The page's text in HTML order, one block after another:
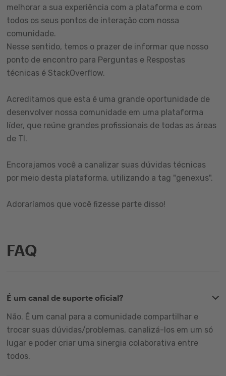
melhorar a sua experiência com a plataforma e com
todos os seus pontos de interação com nossa
comunidade.
Nesse sentido, temos o prazer de informar que nosso
ponto de encontro para Perguntas e Respostas
técnicas é StackOverflow.
Acreditamos que esta é uma grande oportunidade de
desenvolver nossa comunidade em uma plataforma
líder, que reúne grandes profissionais de todas as áreas
de TI.
Encorajamos você a canalizar suas dúvidas técnicas
por meio desta plataforma, utilizando a tag "genexus".
Adoraríamos que você fizesse parte disso!
FAQ
É um canal de suporte oficial?
Não. É um canal para a comunidade compartilhar e
trocar suas dúvidas/problemas, canalizá-los em um só
lugar e poder criar uma sinergia colaborativa entre
todos.